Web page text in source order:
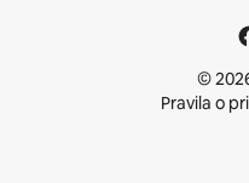
©
Pravila o